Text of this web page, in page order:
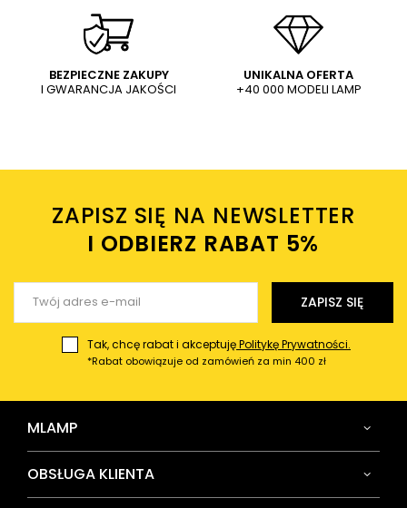
ML0710 czarny
8,90 PLN 8,47 PLN
ML7099 biały
69,90 PLN 66,53 PLN
Dodaj własne zdjęcie produktu:
Twoje imię
Twój email
BEZPIECZNE ZAKUPY
I GWARANCJA JAKOŚCI
UNIKALNA OFERTA
+40 000 MODELI LAMP
ZAPISZ SIĘ NA NEWSLETTER
I ODBIERZ RABAT 5%ㅤ
ZAPISZ SIĘ
Tak, chcę rabat i akceptujęPolitykę Prywatności.
*Rabat obowiązuje od zamówień za min 400 zł
MLAMP
OBSŁUGA KLIENTA